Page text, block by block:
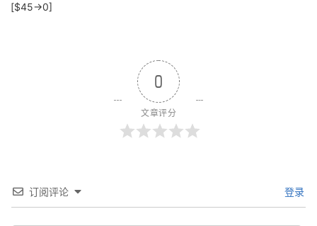
[$45→0]
0
文章评分
订阅评论 登录